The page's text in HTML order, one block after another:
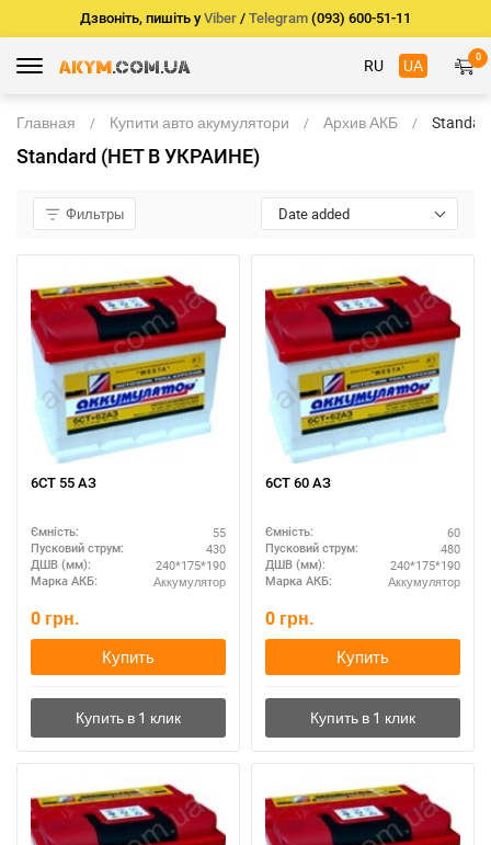
Дзвоніть, пишіть у Viber / Telegram (093) 600-51-11
RU UA 0
Главная Купити авто акумулятори Архив АКБ
Standard (НЕТ В УКРАИНЕ)
Фильтры Date added
6СТ 55 АЗ
Ємність: 55
Пусковий струм: 430
ДШВ (мм): 240*175*190
Марка АКБ: Аккумулятор
0 грн.
Купить
6СТ 60 АЗ
Ємність: 60
Пусковий струм: 480
ДШВ (мм): 240*175*190
Марка АКБ: Аккумулятор
0 грн.
Купить